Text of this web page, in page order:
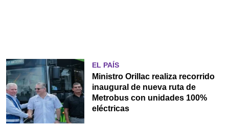
EL PAÍS
Ministro Orillac realiza recorrido
inaugural de nueva ruta de
Metrobus con unidades 100%
eléctricas